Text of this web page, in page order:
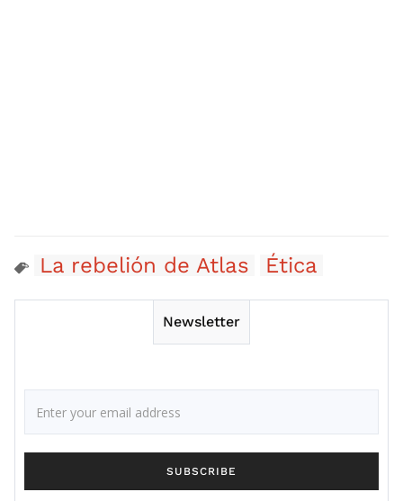
La rebelión de Atlas Ética
Newsletter